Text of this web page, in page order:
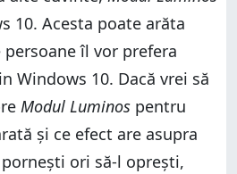
10. Acesta poate arăta
îl vor prefera
Windows 10. Dacă vrei să
Modul Luminos pentru
și ce efect are asupra
ori să-l oprești,